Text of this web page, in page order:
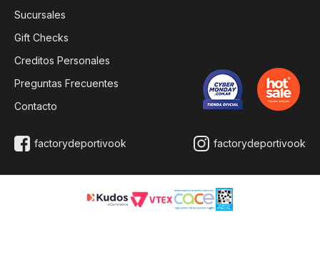
Sucursales
Gift Checks
Creditos Personales
Preguntas Frecuentes
Contacto
factorydeportivook factorydeportivook